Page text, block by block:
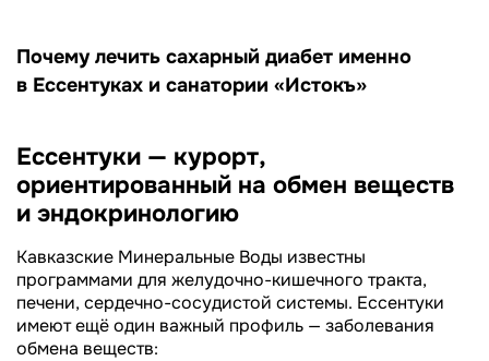
Почему лечить сахарный диабет именно
в Ессентуках и санатории «Истокъ»
Ессентуки — курорт,
ориентированный на обмен веществ
и эндокринологию
Кавказские Минеральные Воды известны
программами для желудочно-кишечного тракта,
печени, сердечно-сосудистой системы. Ессентуки
имеют ещё один важный профиль — заболевания
обмена веществ: